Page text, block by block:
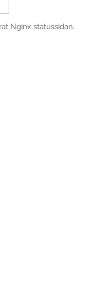
Nginx statussidan.